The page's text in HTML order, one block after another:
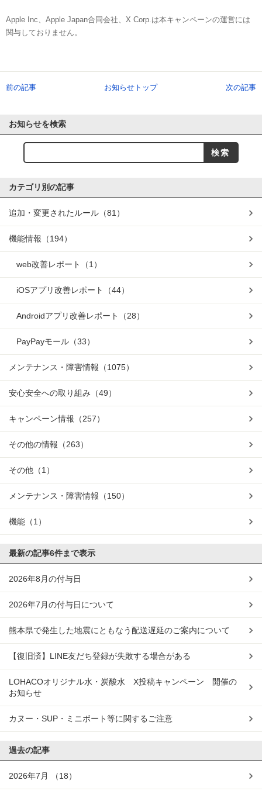
Apple Inc、Apple Japan合同会社、X Corp.は本キャンペーンの運営には
関与しておりません。
前の記事 お知らせトップ 次の記事
お知らせを検索
カテゴリ別の記事
追加・変更されたルール （81）
機能情報 （194）
web改善レポート （1）
iOSアプリ改善レポート （44）
Androidアプリ改善レポート （28）
PayPayモール （33）
メンテナンス・障害情報 （1075）
安心安全への取り組み （49）
キャンペーン情報 （257）
その他の情報 （263）
その他 （1）
メンテナンス・障害情報 （150）
機能 （1）
最新の記事6件まで表示
2026年8月の付与日
2026年7月の付与日について
熊本県で発生した地震にともなう配送遅延のご案内について
【復旧済】LINE友だち登録が失敗する場合がある
LOHACOオリジナル水・炭酸水 X投稿キャンペーン 開催の
お知らせ
カヌー・SUP・ミニボート等に関するご注意
過去の記事
2026年7月 （18）